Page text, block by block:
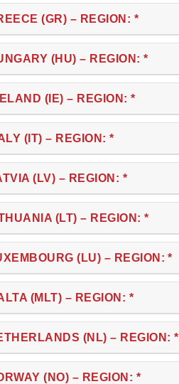
(GR) – REGION: *
(HU) – REGION: *
(IE) – REGION: *
(IT) – REGION: *
(LV) – REGION: *
(LT) – REGION: *
(LU) – REGION: *
(MLT) – REGION: *
(NL) – REGION: *
(NO) – REGION: *